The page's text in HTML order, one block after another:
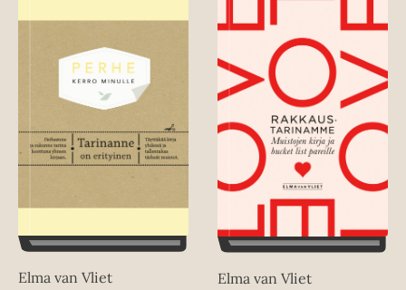
Elma van Vliet Elma van Vliet